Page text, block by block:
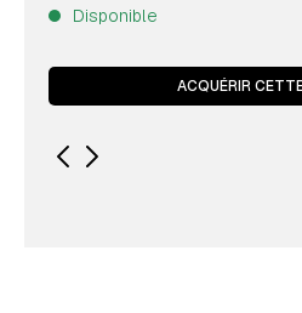
Disponible
ACQUÉRIR